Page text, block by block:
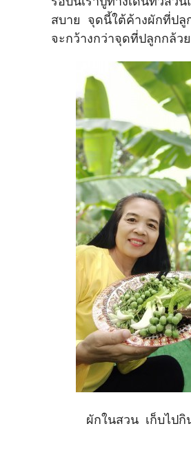
สบาย จุดนี้ใต้ค้างผักที่ปลู
จะกว้างกว่าจุดที่ปลูกกล้วย
ผักในสวน เก็บไป